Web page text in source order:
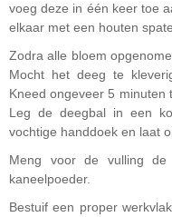
voeg deze in één keer toe
elkaar met een houten
Zodra alle bloem
Mocht het deeg te
Kneed ongeveer 5 minuten
Leg de deegbal in een
vochtige handdoek en laat
Meng voor de vulling
kaneelpoeder.
Bestuif een proper